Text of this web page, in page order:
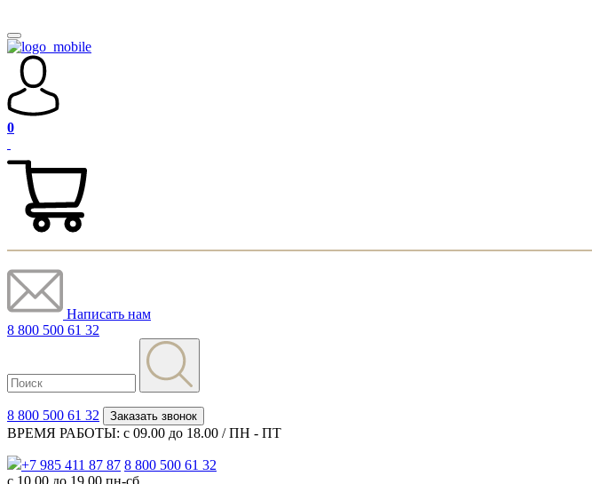
0
Написать нам
8 800 500 61 32
8 800 500 61 32 Заказать звонок
ВРЕМЯ РАБОТЫ: с 09.00 до 18.00 / ПН - ПТ
+7 985 411 87 87 8 800 500 61 32
с 10.00 до 19.00 пн-сб